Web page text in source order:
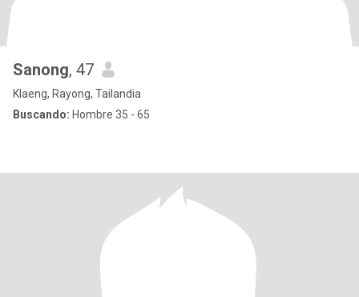
Sanong, 47
Klaeng, Rayong, Tailandia
Buscando: Hombre 35 - 65